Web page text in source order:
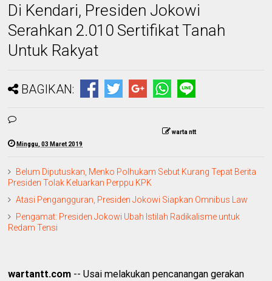
Di Kendari, Presiden Jokowi
Serahkan 2.010 Sertifikat Tanah
Untuk Rakyat
BAGIKAN:
warta ntt
Minggu, 03 Maret 2019
Belum Diputuskan, Menko Polhukam Sebut Kurang Tepat Berita
Presiden Tolak Keluarkan Perppu KPK
Atasi Pengangguran, Presiden Jokowi Siapkan Omnibus Law
Pengamat: Presiden Jokowi Ubah Istilah Radikalisme untuk
Redam Tensi
wartantt.com -- Usai melakukan pencanangan gerakan